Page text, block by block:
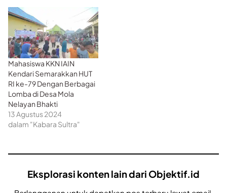
Mahasiswa KKN IAIN
Kendari Semarakkan HUT
RI ke-79 Dengan Berbagai
Lomba di Desa Mola
Nelayan Bhakti
13 Agustus 2024
dalam "Kabara Sultra"
Eksplorasi konten lain dari Objektif.id